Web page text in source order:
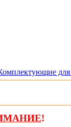
для
!